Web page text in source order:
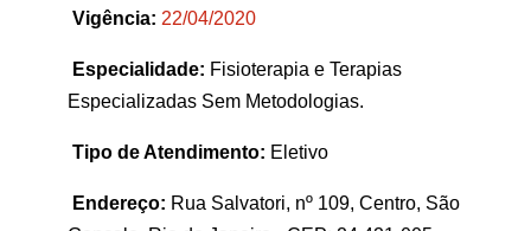
Vigência: 22/04/2020
Especialidade: Fisioterapia e Terapias
Especializadas Sem Metodologias.
Tipo de Atendimento: Eletivo
Endereço: Rua Salvatori, nº 109, Centro, São